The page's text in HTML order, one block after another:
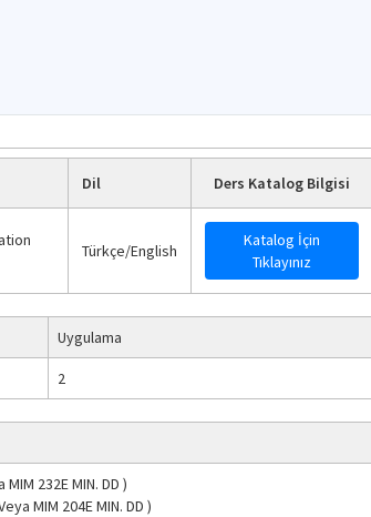
Dil Ders Katalog Bilgisi
Türkçe/English
Katalog İçin
Tıklayınız
Uygulama
2
MIM 232EMIN. DD )
MIM 204EMIN. DD )